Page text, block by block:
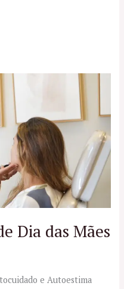
Dia das Mães
e Autoestima